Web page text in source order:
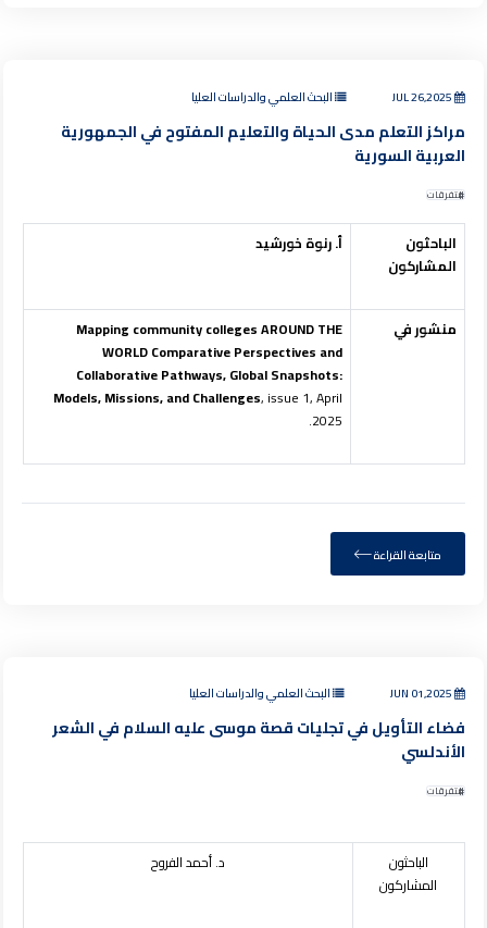
البحث العلمي والدراسات العليا
مراكز التعلم مدى الحياة والتعليم المفتوح في الجمهورية
العربية السورية
متفرقات
الباحثون
المشاركون
أ. رنوة خورشيد
منشور في
Mapping community colleges AROUND THE
WORLD Comparative Perspectives and
Collaborative Pathways, Global Snapshots:
Models, Missions, and Challenges, issue 1, April
2025.
متابعة القراءة
البحث العلمي والدراسات العليا
فضاء التأويل في تجليات قصة موسى عليه السلام في الشعر
الأندلسي
متفرقات
الباحثون
المشاركون
د. أحمد الفروح